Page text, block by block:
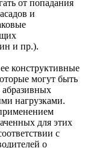
от попадания
и
и пр.).
конструктивные
могут быть
нагрузками.
для этих
с
о